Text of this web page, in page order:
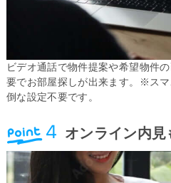
ビデオ通話で物件提案や希望物件
要でお部屋探しが出来ます。※ス
倒な設定不要です。
オンライン内見